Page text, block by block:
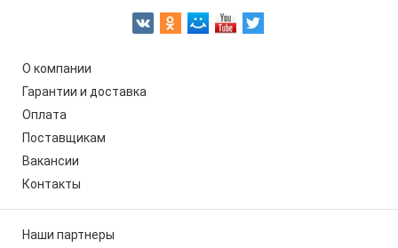
О компании
Гарантии и доставка
Оплата
Поставщикам
Вакансии
Контакты
Наши партнеры